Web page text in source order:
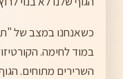
כשאנחנו במצב של
במוד לחימה.
השרירים מתוחים.